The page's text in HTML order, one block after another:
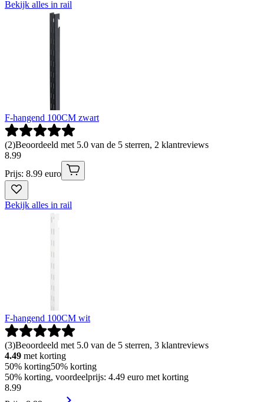
Bekijk alles in rail
F-hangend 100CM zwart
(2)Beoordeeld met 5.0 van de 5 sterren, 2 klantreviews
8.99
Prijs: 8.99 euro
Bekijk alles in rail
F-hangend 100CM wit
(3)Beoordeeld met 5.0 van de 5 sterren, 3 klantreviews
4.49 met korting
50% korting50% korting
50% korting, voordeelprijs: 4.49 euro met korting
8.99